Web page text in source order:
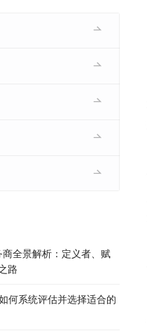
全景解析：定义者、赋
路
何系统评估并选择适合的